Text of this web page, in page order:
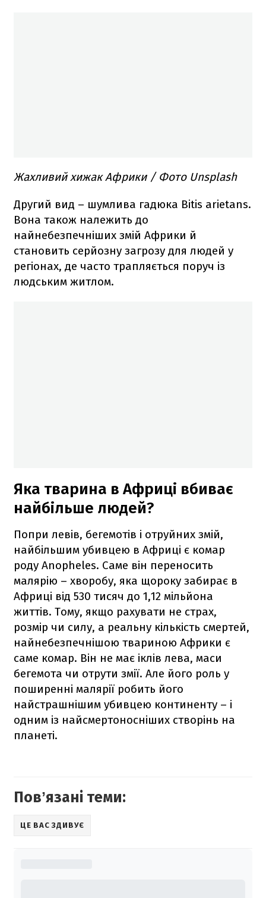
Жахливий хижак Африки / Фото Unsplash
Другий вид – шумлива гадюка Bitis arietans.
Вона також належить до
найнебезпечніших змій Африки й
становить серйозну загрозу для людей у
регіонах, де часто трапляється поруч із
людським житлом.
Яка тварина в Африці вбиває
найбільше людей?
Попри левів, бегемотів і отруйних змій,
найбільшим убивцею в Африці є комар
роду Anopheles. Саме він переносить
малярію – хворобу, яка щороку забирає в
Африці від 530 тисяч до 1,12 мільйона
життів. Тому, якщо рахувати не страх,
розмір чи силу, а реальну кількість смертей,
найнебезпечнішою твариною Африки є
саме комар. Він не має іклів лева, маси
бегемота чи отрути змії. Але його роль у
поширенні малярії робить його
найстрашнішим убивцею континенту – і
одним із найсмертоносніших створінь на
планеті.
Повʼязані теми:
ЦЕ ВАС ЗДИВУЄ